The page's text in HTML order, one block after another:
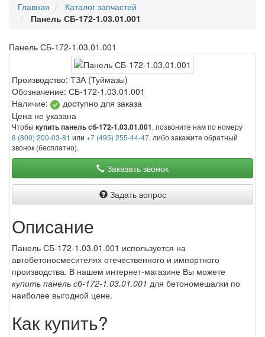
Главная
Каталог запчастей
Панель СБ-172-1.03.01.001
Панель СБ-172-1.03.01.001
Производство: ТЗА (Туймазы)
Обозначение: СБ-172-1.03.01.001
Наличие:
доступно для заказа
Цена не указана
Чтобы купить панель сб-172-1.03.01.001, позвоните нам по номеру
8 (800) 200-03-81 или +7 (495) 255-44-47, либо закажите обратный
звонок (бесплатно).
Заказать звонок
Задать вопрос
Описание
Панель СБ-172-1.03.01.001 используется на
автобетоносмесителях отечественного и импортного
производства. В нашем интернет-магазине Вы можете
купить панель сб-172-1.03.01.001 для бетономешалки по
наиболее выгодной цене.
Как купить?